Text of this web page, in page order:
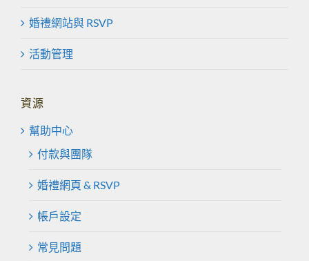
婚禮網站與 RSVP
活動管理
資源
幫助中心
付款與團隊
婚禮網頁 & RSVP
帳戶設定
常見問題